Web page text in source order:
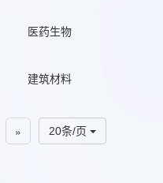
医药生物
建筑材料
20条/页
»